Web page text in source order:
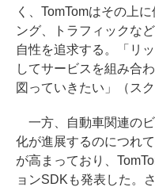
く、TomTomはその上
ング、トラフィックな
自性を追求する。「リ
してサービスを組み合
図っていきたい」（スク
一方、自動車関連の
化が進展するのにつれ
が高まっており、
ョンSDKも発表した。